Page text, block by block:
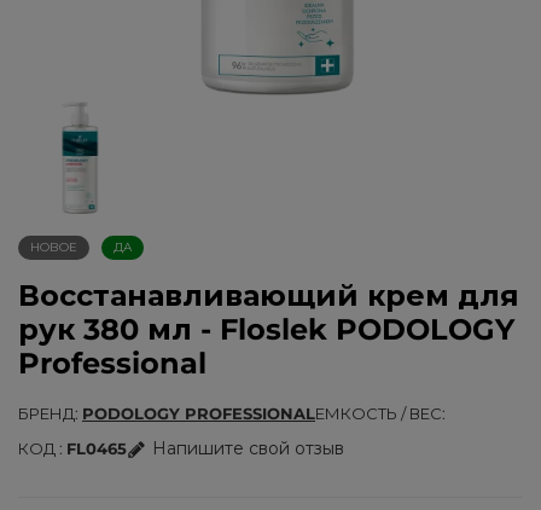
НОВОЕ ДА
Восстанавливающий крем для
рук 380 мл - Floslek PODOLOGY
Professional
БРЕНД PODOLOGY PROFESSIONALЕМКОСТЬ / ВЕС
КОД
FL0465 Напишите свой отзыв